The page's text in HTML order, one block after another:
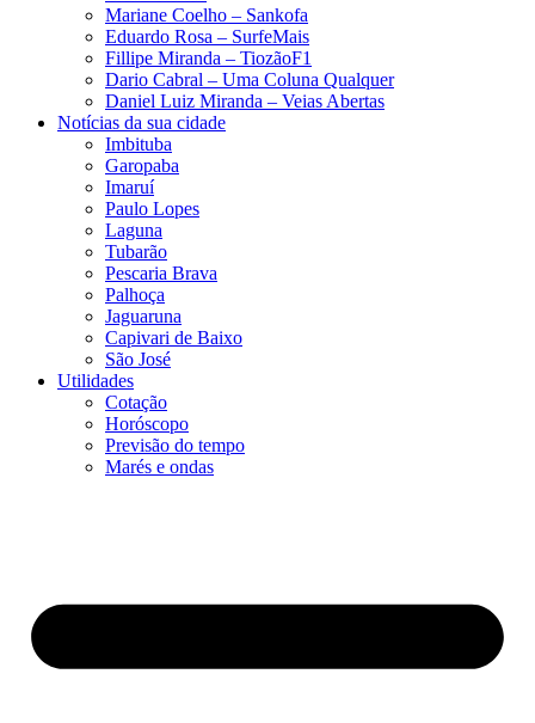
Mariane Coelho – Sankofa
Eduardo Rosa​ – SurfeMais
Fillipe Miranda – TiozãoF1
Dario Cabral – Uma Coluna Qualquer
Daniel Luiz Miranda – Veias Abertas
Notícias da sua cidade
Imbituba
Garopaba
Imaruí
Paulo Lopes
Laguna
Tubarão
Pescaria Brava
Palhoça
Jaguaruna
Capivari de Baixo
São José
Utilidades
Cotação
Horóscopo
Previsão do tempo
Marés e ondas